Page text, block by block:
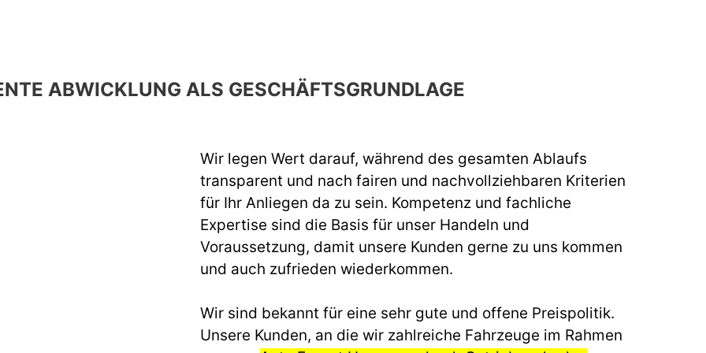
ABWICKLUNG ALS GESCHÄFTSGRUNDLAGE
Wir legen Wert darauf, während des gesamten Ablaufs
transparent und nach fairen und nachvollziehbaren Kriterien
für Ihr Anliegen da zu sein. Kompetenz und fachliche
Expertise sind die Basis für unser Handeln und
Voraussetzung, damit unsere Kunden gerne zu uns kommen
und auch zufrieden wiederkommen.
Wir sind bekannt für eine sehr gute und offene Preispolitik.
Unsere Kunden, an die wir zahlreiche Fahrzeuge im Rahmen